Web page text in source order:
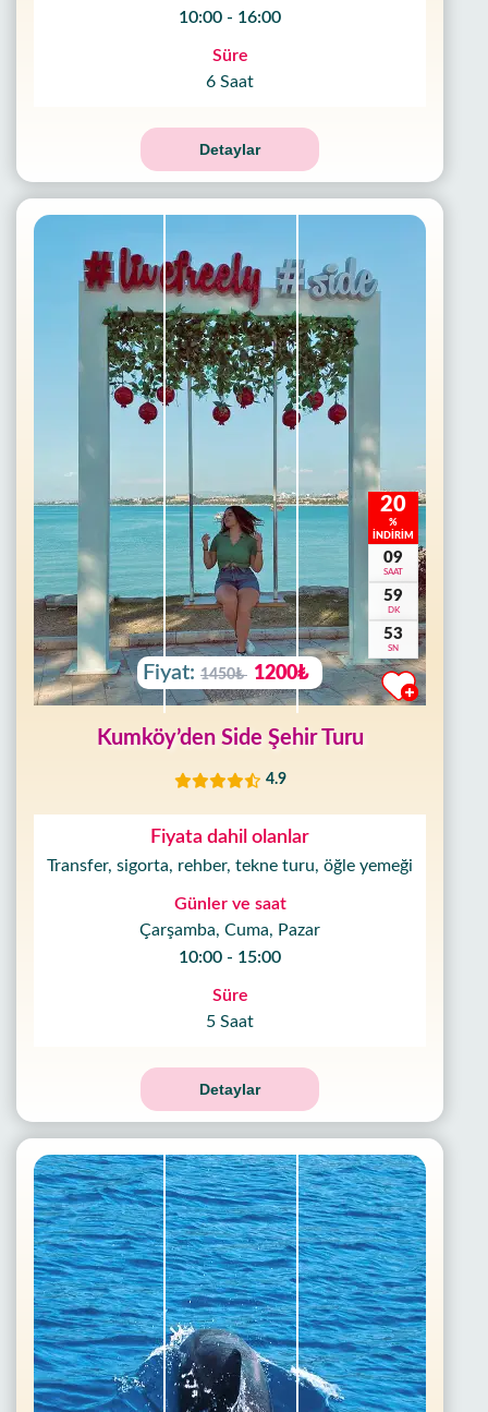
10:00 - 16:00
Süre
6 Saat
Detaylar
20
%
İNDİRİM
09
SAAT
59
DK
50
SN
Fiyat: 1450₺ 1200₺
Kumköy’den Side Şehir Turu
4.9
Fiyata dahil olanlar
Transfer, sigorta, rehber, tekne turu, öğle yemeği
Günler ve saat
Çarşamba, Cuma, Pazar
10:00 - 15:00
Süre
5 Saat
Detaylar